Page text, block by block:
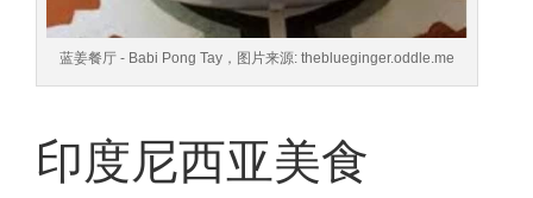
蓝姜餐厅 - Babi Pong Tay，图片来源: theblueginger.oddle.me
印度尼西亚美食